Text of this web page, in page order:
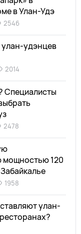
в Улан-Удэ
2546
удэнцев
2014
Специалисты
2478
мощностью 120
1958
улан-